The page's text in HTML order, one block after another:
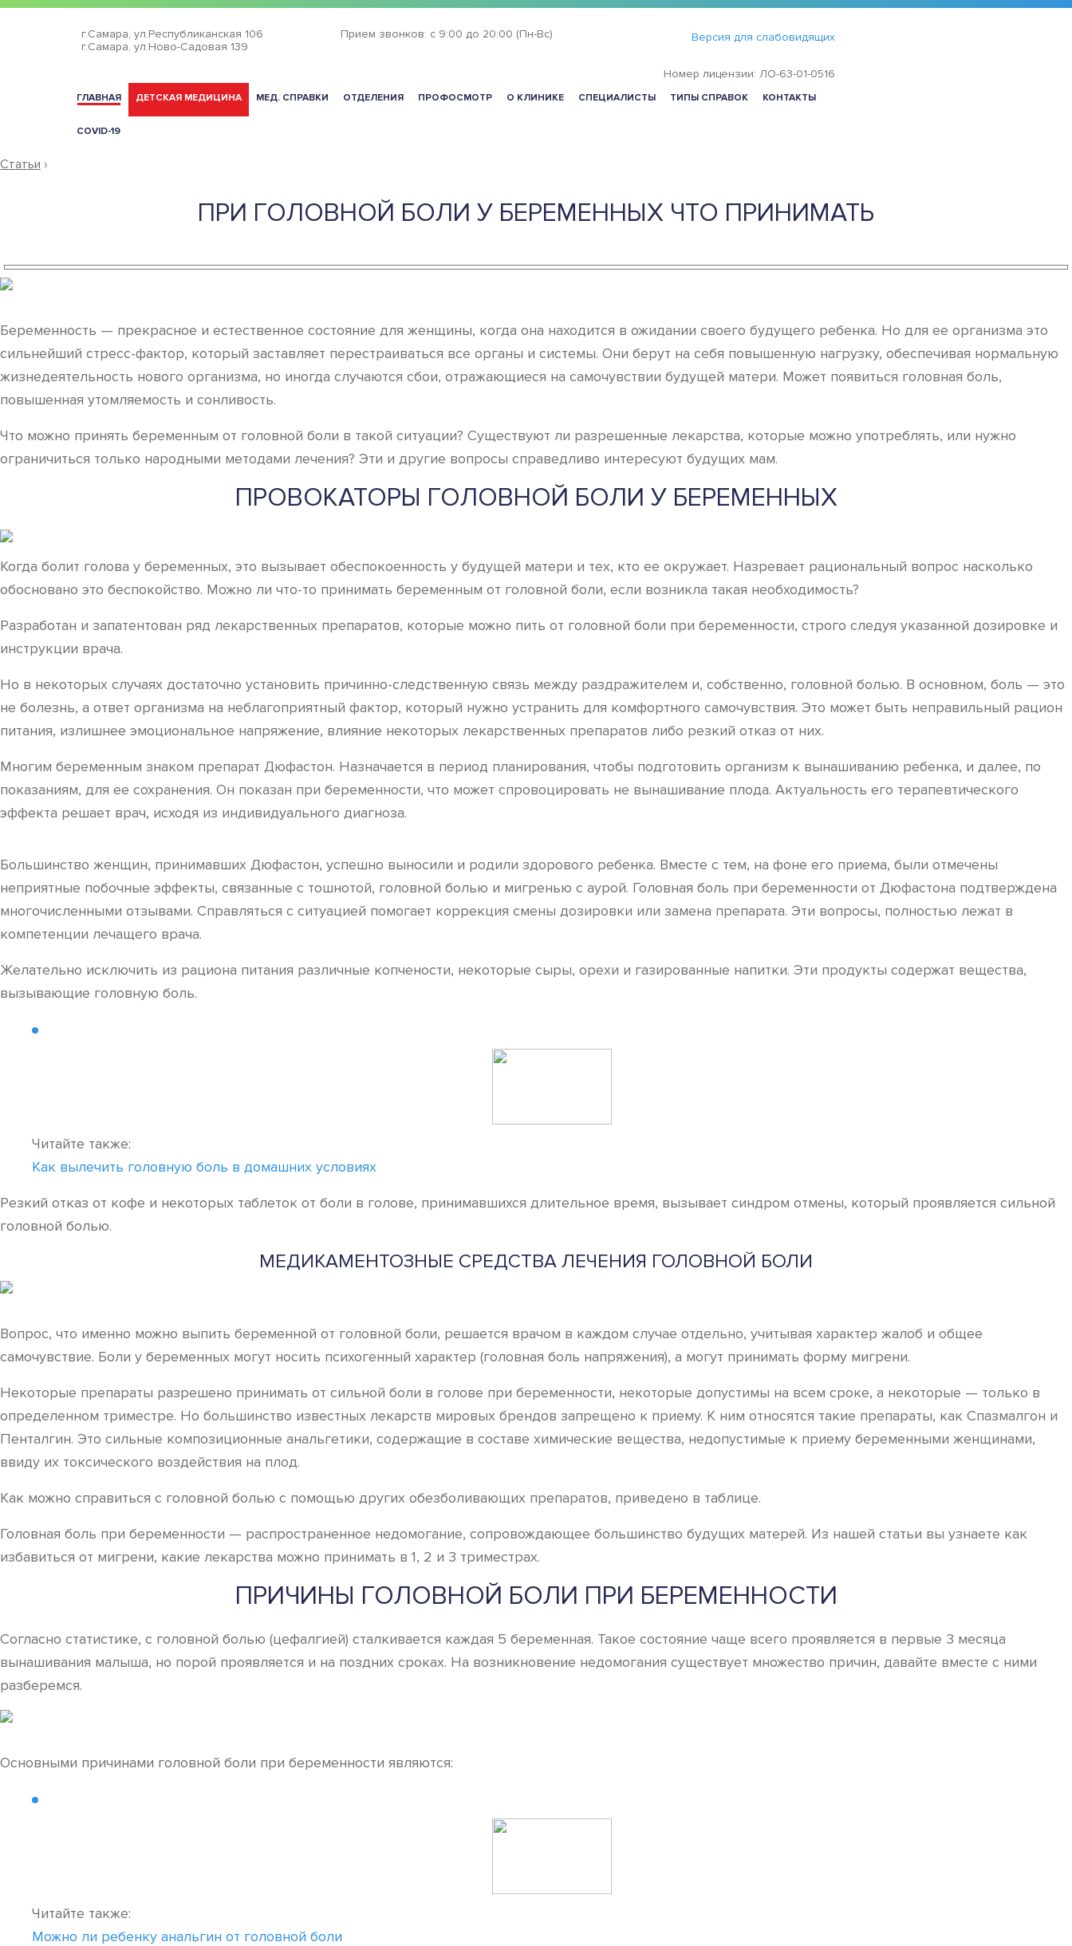
г.Самара, ул.Республиканская 106
г.Самара, ул.Ново-Садовая 139
Прием звонков: с 9:00 до 20:00 (Пн-Вс) Версия для слабовидящих
Номер лицензии: ЛО-63-01-0516
ГЛАВНАЯ ДЕТСКАЯ МЕДИЦИНА МЕД. СПРАВКИ ОТДЕЛЕНИЯ ПРОФОСМОТР О КЛИНИКЕ СПЕЦИАЛИСТЫ ТИПЫ СПРАВОК КОНТАКТЫ
COVID-19
Статьи ›
ПРИ ГОЛОВНОЙ БОЛИ У БЕРЕМЕННЫХ ЧТО ПРИНИМАТЬ
Беременность — прекрасное и естественное состояние для женщины, когда она находится в ожидании своего будущего ребенка. Но для ее организма это
сильнейший стресс-фактор, который заставляет перестраиваться все органы и системы. Они берут на себя повышенную нагрузку, обеспечивая нормальную
жизнедеятельность нового организма, но иногда случаются сбои, отражающиеся на самочувствии будущей матери. Может появиться головная боль,
повышенная утомляемость и сонливость.
Что можно принять беременным от головной боли в такой ситуации? Существуют ли разрешенные лекарства, которые можно употреблять, или нужно
ограничиться только народными методами лечения? Эти и другие вопросы справедливо интересуют будущих мам.
ПРОВОКАТОРЫ ГОЛОВНОЙ БОЛИ У БЕРЕМЕННЫХ
Когда болит голова у беременных, это вызывает обеспокоенность у будущей матери и тех, кто ее окружает. Назревает рациональный вопрос насколько
обосновано это беспокойство. Можно ли что-то принимать беременным от головной боли, если возникла такая необходимость?
Разработан и запатентован ряд лекарственных препаратов, которые можно пить от головной боли при беременности, строго следуя указанной дозировке и
инструкции врача.
Но в некоторых случаях достаточно установить причинно-следственную связь между раздражителем и, собственно, головной болью. В основном, боль — это
не болезнь, а ответ организма на неблагоприятный фактор, который нужно устранить для комфортного самочувствия. Это может быть неправильный рацион
питания, излишнее эмоциональное напряжение, влияние некоторых лекарственных препаратов либо резкий отказ от них.
Многим беременным знаком препарат Дюфастон. Назначается в период планирования, чтобы подготовить организм к вынашиванию ребенка, и далее, по
показаниям, для ее сохранения. Он показан при беременности, что может спровоцировать не вынашивание плода. Актуальность его терапевтического
эффекта решает врач, исходя из индивидуального диагноза.
Большинство женщин, принимавших Дюфастон, успешно выносили и родили здорового ребенка. Вместе с тем, на фоне его приема, были отмечены
неприятные побочные эффекты, связанные с тошнотой, головной болью и мигренью с аурой. Головная боль при беременности от Дюфастона подтверждена
многочисленными отзывами. Справляться с ситуацией помогает коррекция смены дозировки или замена препарата. Эти вопросы, полностью лежат в
компетенции лечащего врача.
Желательно исключить из рациона питания различные копчености, некоторые сыры, орехи и газированные напитки. Эти продукты содержат вещества,
вызывающие головную боль.
Читайте также:
Как вылечить головную боль в домашних условиях
Резкий отказ от кофе и некоторых таблеток от боли в голове, принимавшихся длительное время, вызывает синдром отмены, который проявляется сильной
головной болью.
МЕДИКАМЕНТОЗНЫЕ СРЕДСТВА ЛЕЧЕНИЯ ГОЛОВНОЙ БОЛИ
Вопрос, что именно можно выпить беременной от головной боли, решается врачом в каждом случае отдельно, учитывая характер жалоб и общее
самочувствие. Боли у беременных могут носить психогенный характер (головная боль напряжения), а могут принимать форму мигрени.
Некоторые препараты разрешено принимать от сильной боли в голове при беременности, некоторые допустимы на всем сроке, а некоторые — только в
определенном триместре. Но большинство известных лекарств мировых брендов запрещено к приему. К ним относятся такие препараты, как Спазмалгон и
Пенталгин. Это сильные композиционные анальгетики, содержащие в составе химические вещества, недопустимые к приему беременными женщинами,
ввиду их токсического воздействия на плод.
Как можно справиться с головной болью с помощью других обезболивающих препаратов, приведено в таблице.
Головная боль при беременности — распространенное недомогание, сопровождающее большинство будущих матерей. Из нашей статьи вы узнаете как
избавиться от мигрени, какие лекарства можно принимать в 1, 2 и 3 триместрах.
ПРИЧИНЫ ГОЛОВНОЙ БОЛИ ПРИ БЕРЕМЕННОСТИ
Согласно статистике, с головной болью (цефалгией) сталкивается каждая 5 беременная. Такое состояние чаще всего проявляется в первые 3 месяца
вынашивания малыша, но порой проявляется и на поздних сроках. На возникновение недомогания существует множество причин, давайте вместе с ними
разберемся.
Основными причинами головной боли при беременности являются:
Читайте также:
Можно ли ребенку анальгин от головной боли